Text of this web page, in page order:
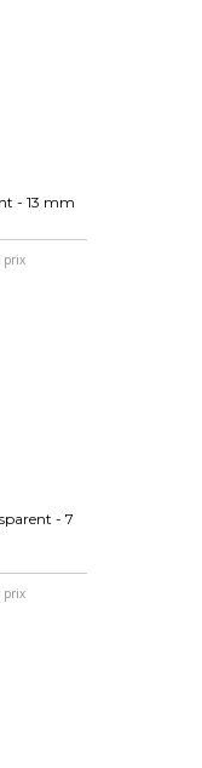
- 13 mm
prix
- 7
prix